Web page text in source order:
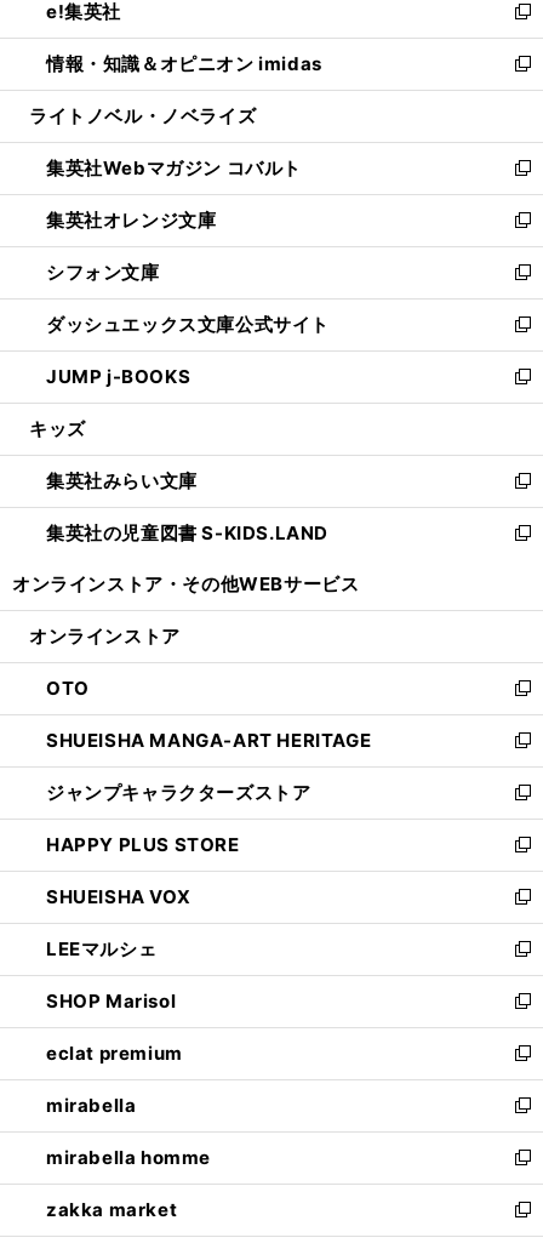
く
で
開
く
ド
ウ
で
開
ィ
ン
ド
ウ
開
く
い
ウ
ィ
ン
ウ
で
開
く
e!集英社
新
し
い
ウ
ン
ド
ウ
で
開
く
情報・知識＆オピニオン imidas
新
し
ウ
ィ
ン
ド
ウ
で
開
く
ライトノベル・ノベライズ
集英社Webマガジン コバルト
新
し
い
ウ
ィ
ン
ド
ウ
で
開
集英社オレンジ文庫
新
し
い
ウ
ィ
ン
ド
ウ
開
く
シフォン文庫
新
し
い
ウ
ィ
ン
ウ
で
開
く
ダッシュエックス文庫公式サイト
新
し
い
ウ
ン
ド
ウ
で
JUMP j-BOOKS
新
し
ウ
ィ
ン
ド
開
キッズ
集英社みらい文庫
新
し
い
ン
ウ
で
開
く
集英社の児童図書 S-KIDS.LAND
新
ウ
ン
ド
ウ
で
開
く
オンラインストア・ その他WEBサービス
オンラインストア
OTO
新
し
い
ウ
ィ
ン
ド
ウ
で
開
く
SHUEISHA MANGA-ART HERITAGE
新
し
い
ウ
ィ
ン
ド
ウ
で
開
く
ジャンプキャラクターズストア
新
し
い
ウ
ィ
ン
ド
ウ
で
開
く
HAPPY PLUS STORE
新
し
い
ウ
ィ
ン
ド
ウ
で
開
く
SHUEISHA VOX
新
し
い
ウ
ィ
ン
ド
ウ
で
開
く
LEEマルシェ
新
し
い
ウ
ィ
ン
ド
ウ
で
開
く
SHOP Marisol
新
し
い
ウ
ィ
ン
ド
ウ
で
開
eclat premium
新
し
い
ウ
ィ
ン
ド
ウ
mirabella
新
し
い
ウ
ィ
ン
mirabella homme
新
し
い
ウ
zakka market
新
し